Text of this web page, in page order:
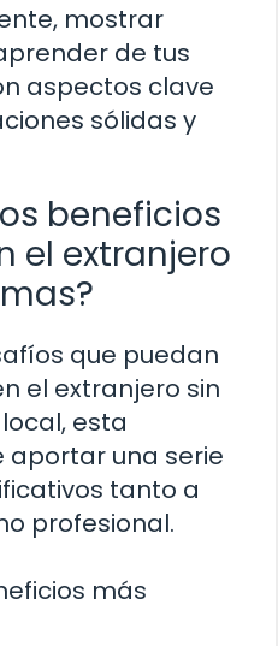
mostrar
de tus
aspectos clave
sólidas y
beneficios
el extranjero
que puedan
el extranjero sin
esta
aportar una serie
tanto a
profesional.
más